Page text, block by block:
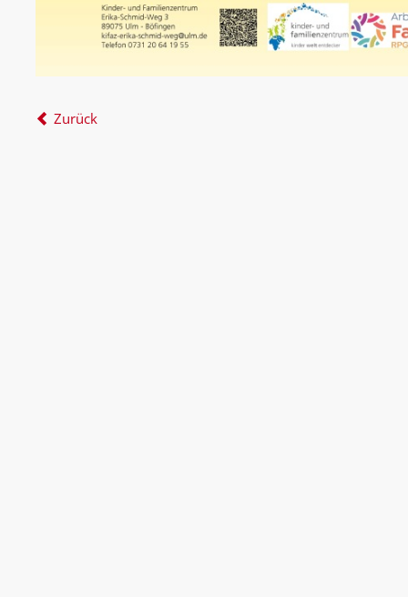
Zurück